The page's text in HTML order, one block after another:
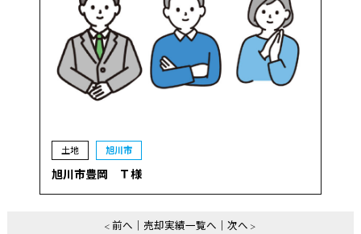
土地 旭川市
旭川市豊岡 Ｔ様
前へ 売却実績一覧へ 次へ